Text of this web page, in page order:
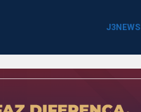
J3NEWS